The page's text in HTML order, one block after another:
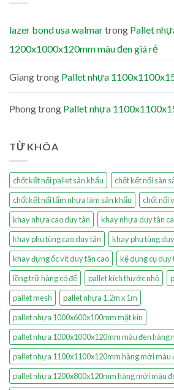
lazer bond usa walmartrong Pallet
1200x1000x120mm màu đen giá rẻ
Giangtrong Pallet nhựa
Phongtrong Pallet nhựa
TỪ KHÓA
chốt kết nối pallet sân khấu
chốt kết nối sàn
chốt kết nối tấm nhựa làm sân khấu
chốt nối
khay nhựa cao duy tân
khay nhựa duy tân
khay phụ tùng cao duy tân
khay phụ tùng
khay đựng ốc vít duy tân cao
kệ dụng cụ duy
lồng trữ hàng có đế
pallet kích thước nhỏ
pallet mesh
pallet nhựa 1.2m x 1m
pallet nhựa 1000x600x100mm mặt kín
pallet nhựa 1000x1000x120mm màu đen hàng
pallet nhựa 1100x1100x120mm hàng mới màu
pallet nhựa 1200x800x120mm hàng mới màu